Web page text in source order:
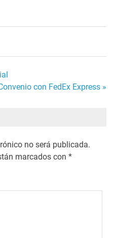
con FedEx Express »
no será publicada.
marcados con*